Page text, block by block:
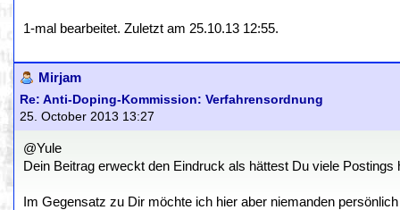
1-mal bearbeitet. Zuletzt am 25.10.13 12:55.
Mirjam
Re: Anti-Doping-Kommission: Verfahrensordnung
25. October 2013 13:27
@Yule
Dein Beitrag erweckt den Eindruck als hättest Du viele
Im Gegensatz zu Dir möchte ich hier aber niemanden